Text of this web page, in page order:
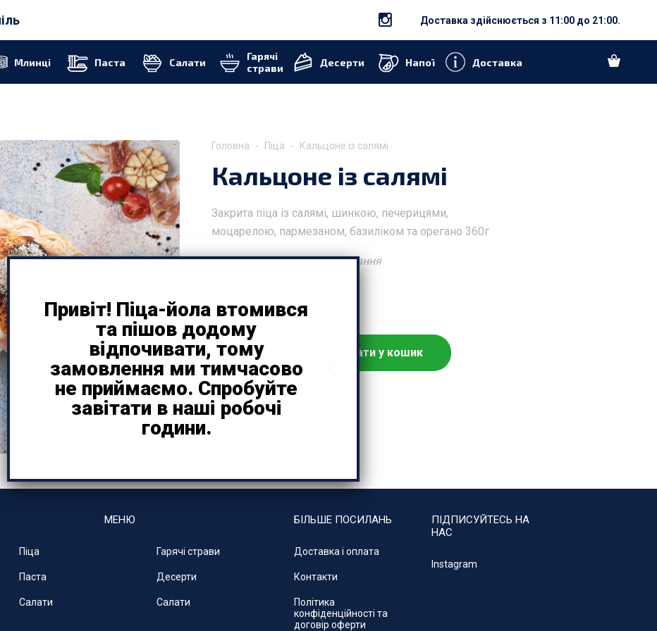
Доставка здійснюється з 11:00 до 21:00.
Млинці Паста Салати
Гарячі
страви
Десерти Напої Доставка
Головна Піца Кальцоне із салямі
Кальцоне із салямі
Закрита піца із салямі, шинкою, печерицями,
моцарелою, пармезаном, базиліком та орегано 360г
*У вартість входить упакування
₴213.00
- + Додати у кошик
Категорія:Піца
МЕНЮ
Піца
Паста
Салати
Гарячі страви
Десерти
Салати
БІЛЬШЕ ПОСИЛАНЬ
Доставка і оплата
Контакти
Політика
конфіденційності та
договір оферти
ПІДПИСУЙТЕСЬ НА
НАС
Instagram
Привіт! Піца-йола втомився
та пішов додому
відпочивати, тому
замовлення ми тимчасово
не приймаємо. Спробуйте
завітати в наші робочі
години.